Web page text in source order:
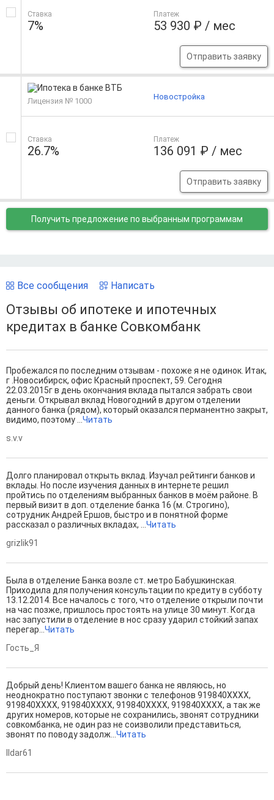
Ставка
7%
Платеж
53 930 ₽ / мес
Отправить заявку
Лицензия № 1000
Ставка
26.7%
Платеж
136 091 ₽ / мес
Отправить заявку
Новостройка
Получить предложение по выбранным программам
Все сообщения Написать
Отзывы об ипотеке и ипотечных
кредитах в банке Совкомбанк
Пробежался по последним отзывам - похоже я не одинок. Итак,
г .Новосибирск, офис Красный проспект, 59. Сегодня
22.03.2015г в день окончания вклада пытался забрать свои
деньги. Открывал вклад Новогодний в другом отделении
данного банка (рядом), который оказался перманентно закрыт,
видимо, поэтому ...Читать
s.v.v
Долго планировал открыть вклад. Изучал рейтинги банков и
вклады. Но после изучения данных в интернете решил
пройтись по отделениям выбранных банков в моём районе. В
первый визит в доп. отделение банка 16 (м. Строгино),
сотрудник Андрей Ершов, быстро и в понятной форме
рассказал о различных вкладах, ...Читать
grizlik91
Была в отделение Банка возле ст. метро Бабушкинская.
Приходила для получения консультации по кредиту в субботу
13.12.2014. Все началось с того, что отделение открыли почти
на час позже, пришлось простоять на улице 30 минут. Когда
нас запустили в отделение в нос сразу ударил стойкий запах
перегар...Читать
Гость_Я
Добрый день! Клиентом вашего банка не являюсь, но
неоднократно поступают звонки с телефонов 919840ХХХХ,
919840ХХХХ, 919840ХХХХ, 919840ХХХХ, 919840ХХХХ, а так же
других номеров, которые не сохранились, звонят сотрудники
совкомбанка, не один раз не соизволили представиться,
звонят по поводу задолж...Читать
Ildar61